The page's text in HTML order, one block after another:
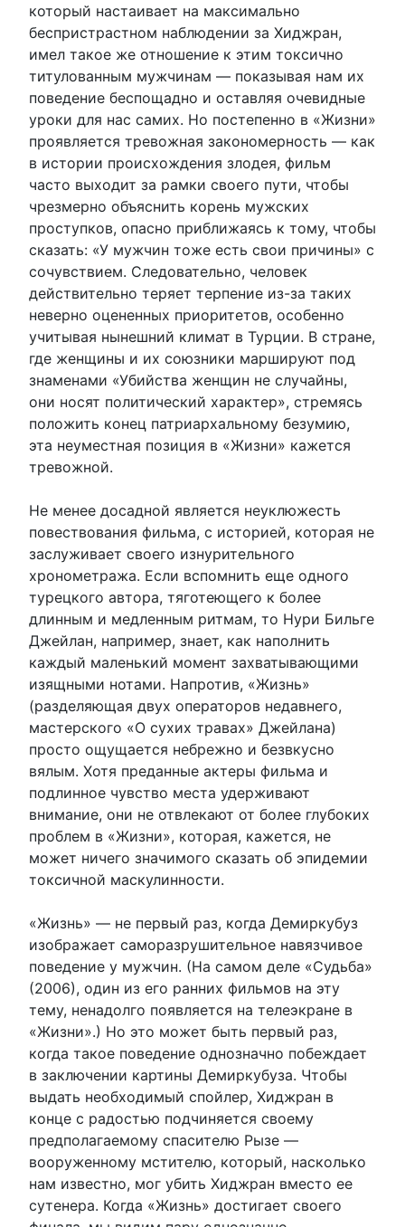
который настаивает на максимально
беспристрастном наблюдении за Хиджран,
имел такое же отношение к этим токсично
титулованным мужчинам — показывая нам их
поведение беспощадно и оставляя очевидные
уроки для нас самих. Но постепенно в «Жизни»
проявляется тревожная закономерность — как
в истории происхождения злодея, фильм
часто выходит за рамки своего пути, чтобы
чрезмерно объяснить корень мужских
проступков, опасно приближаясь к тому, чтобы
сказать: «У мужчин тоже есть свои причины» с
сочувствием. Следовательно, человек
действительно теряет терпение из-за таких
неверно оцененных приоритетов, особенно
учитывая нынешний климат в Турции. В стране,
где женщины и их союзники маршируют под
знаменами «Убийства женщин не случайны,
они носят политический характер», стремясь
положить конец патриархальному безумию,
эта неуместная позиция в «Жизни» кажется
тревожной.
Не менее досадной является неуклюжесть
повествования фильма, с историей, которая не
заслуживает своего изнурительного
хронометража. Если вспомнить еще одного
турецкого автора, тяготеющего к более
длинным и медленным ритмам, то Нури Бильге
Джейлан, например, знает, как наполнить
каждый маленький момент захватывающими
изящными нотами. Напротив, «Жизнь»
(разделяющая двух операторов недавнего,
мастерского «О сухих травах» Джейлана)
просто ощущается небрежно и безвкусно
вялым. Хотя преданные актеры фильма и
подлинное чувство места удерживают
внимание, они не отвлекают от более глубоких
проблем в «Жизни», которая, кажется, не
может ничего значимого сказать об эпидемии
токсичной маскулинности.
«Жизнь» — не первый раз, когда Демиркубуз
изображает саморазрушительное навязчивое
поведение у мужчин. (На самом деле «Судьба»
(2006), один из его ранних фильмов на эту
тему, ненадолго появляется на телеэкране в
«Жизни».) Но это может быть первый раз,
когда такое поведение однозначно побеждает
в заключении картины Демиркубуза. Чтобы
выдать необходимый спойлер, Хиджран в
конце с радостью подчиняется своему
предполагаемому спасителю Рызе —
вооруженному мстителю, который, насколько
нам известно, мог убить Хиджран вместо ее
сутенера. Когда «Жизнь» достигает своего